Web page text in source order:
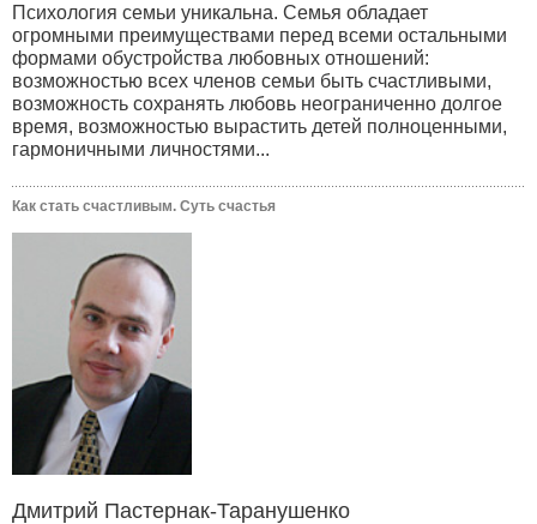
Психология семьи уникальна. Семья обладает
огромными преимуществами перед всеми остальными
формами обустройства любовных отношений:
возможностью всех членов семьи быть счастливыми,
возможность сохранять любовь неограниченно долгое
время, возможностью вырастить детей полноценными,
гармоничными личностями...
Как стать счастливым. Суть счастья
Дмитрий Пастернак-Таранушенко